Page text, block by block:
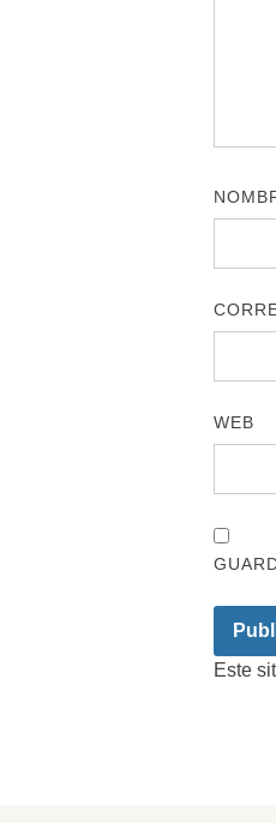
WEB
Este